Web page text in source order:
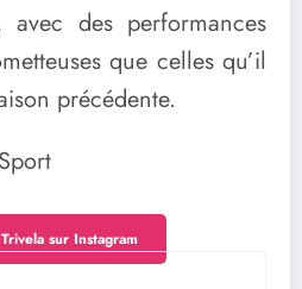
avec des performances
que celles qu’il
précédente.
sur Instagram